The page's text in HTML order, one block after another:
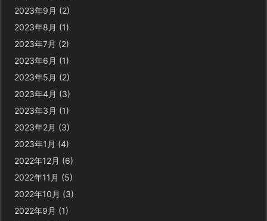
2023年9月 (2)
2023年8月 (1)
2023年7月 (2)
2023年6月 (1)
2023年5月 (2)
2023年4月 (3)
2023年3月 (1)
2023年2月 (3)
2023年1月 (4)
2022年12月 (6)
2022年11月 (5)
2022年10月 (3)
2022年9月 (1)